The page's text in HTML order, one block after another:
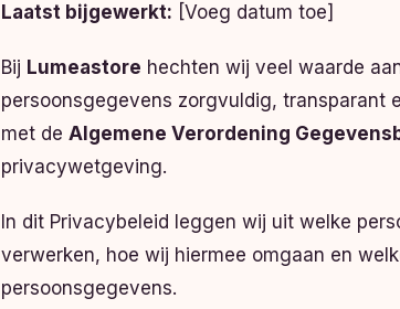
Laatst bijgewerkt: [Voeg datum toe]
Bij Lumeastore hechten wij veel waarde
persoonsgegevens zorgvuldig, transparant
met de Algemene Verordening
privacywetgeving.
In dit Privacybeleid leggen wij uit welke
verwerken, hoe wij hiermee omgaan en
persoonsgegevens.